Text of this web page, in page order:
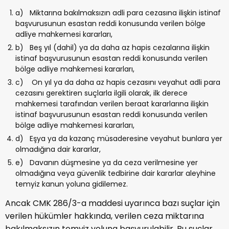
a) Miktarına bakılmaksızın adli para cezasına ilişkin istinaf
başvurusunun esastan reddi konusunda verilen bölge
adliye mahkemesi kararları,
b) Beş yıl (dahil) ya da daha az hapis cezalarına ilişkin
istinaf başvurusunun esastan reddi konusunda verilen
bölge adliye mahkemesi kararları,
c) On yıl ya da daha az hapis cezasını veyahut adli para
cezasını gerektiren suçlarla ilgili olarak, ilk derece
mahkemesi tarafından verilen beraat kararlarına ilişkin
istinaf başvurusunun esastan reddi konusunda verilen
bölge adliye mahkemesi kararları,
d) Eşya ya da kazanç müsaderesine veyahut bunlara yer
olmadığına dair kararlar,
e) Davanın düşmesine ya da ceza verilmesine yer
olmadığına veya güvenlik tedbirine dair kararlar aleyhine
temyiz kanun yoluna gidilemez.
Ancak CMK 286/3-a maddesi uyarınca bazı suçlar için
verilen hükümler hakkında, verilen ceza miktarına